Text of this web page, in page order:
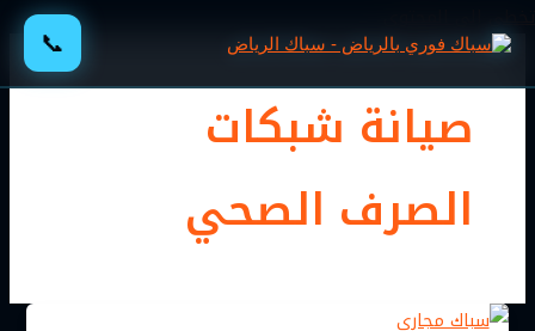
📞
صيانة شبكات
الصرف الصحي